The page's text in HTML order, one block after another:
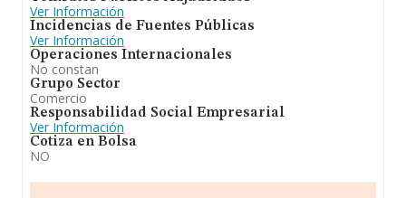
Ver Información
Incidencias de Fuentes Públicas
Ver Información
Operaciones Internacionales
No constan
Grupo Sector
Comercio
Responsabilidad Social Empresarial
Ver Información
Cotiza en Bolsa
NO